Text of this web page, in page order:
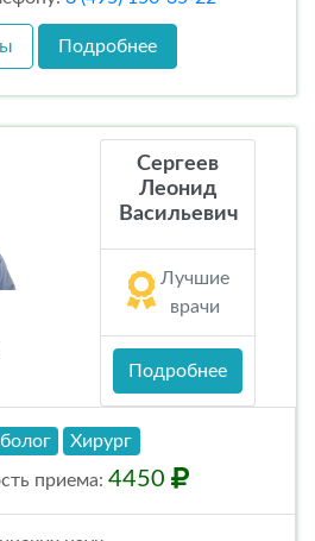
Подробнее
Сергеев
Леонид
Васильевич
Лучшие
врачи
Подробнее
Хирург
приема: 4450